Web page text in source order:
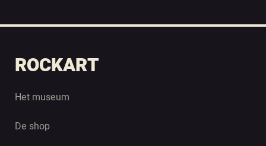
ROCKART
Het museum
De shop